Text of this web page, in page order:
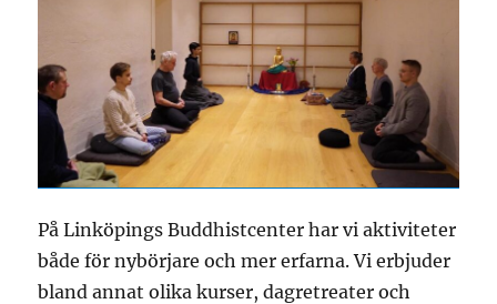
På Linköpings Buddhistcenter har vi aktiviteter
både för nybörjare och mer erfarna. Vi erbjuder
bland annat olika kurser, dagretreater och